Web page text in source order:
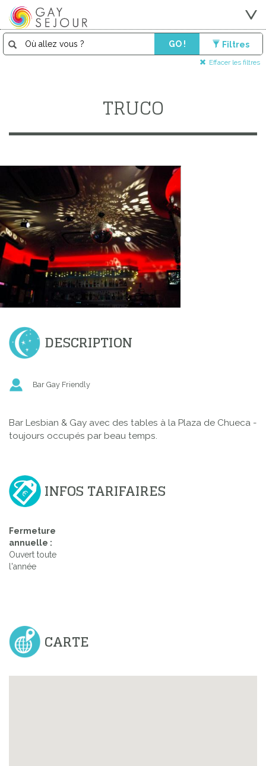
GO ! Filtres
Effacer les filtres
TRUCO
DESCRIPTION
Bar Gay Friendly
Bar Lesbian & Gay avec des tables à la Plaza de Chueca -
toujours occupés par beau temps.
INFOS TARIFAIRES
Fermeture
annuelle :
Ouvert toute
l'année
CARTE